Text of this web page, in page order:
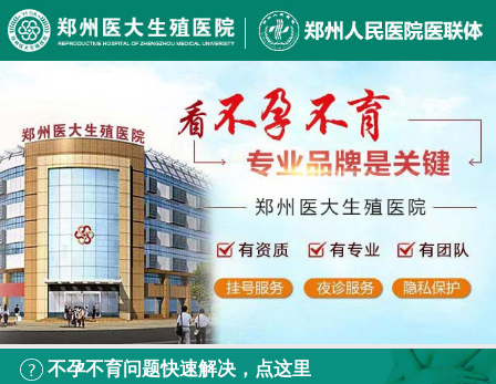
不孕不育问题快速解决，点这里